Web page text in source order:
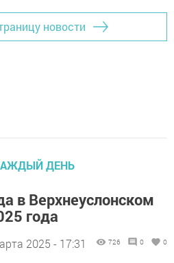
новости
ДЕНЬ
в Верхнеуслонском
года
2025 - 17:31 726 0 0